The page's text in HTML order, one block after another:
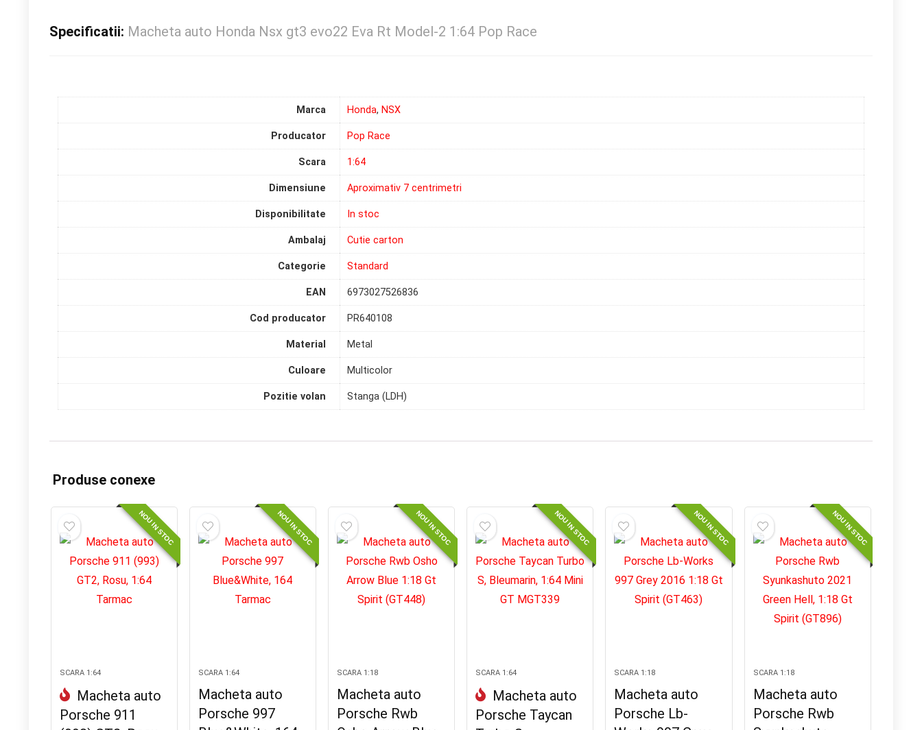
Specificatii: Macheta auto Honda Nsx gt3 evo22 Eva Rt Model-2 1:64 Pop Race
Marca Honda, NSX
Producator Pop Race
Scara 1:64
Dimensiune Aproximativ 7 centrimetri
Disponibilitate In stoc
Ambalaj Cutie carton
Categorie Standard
EAN 6973027526836
Cod producator PR640108
Material Metal
Culoare Multicolor
Pozitie volan Stanga (LDH)
Produse conexe
NOU IN STOC
SCARA 1:64
Macheta auto
Porsche 911
NOU IN STOC
SCARA 1:64
Macheta auto
Porsche 997
NOU IN STOC
SCARA 1:18
Macheta auto
Porsche Rwb
NOU IN STOC
SCARA 1:64
Macheta auto
Porsche Taycan
NOU IN STOC
SCARA 1:18
Macheta auto
Porsche Lb-
NOU IN STOC
SCARA 1:18
Macheta auto
Porsche Rwb